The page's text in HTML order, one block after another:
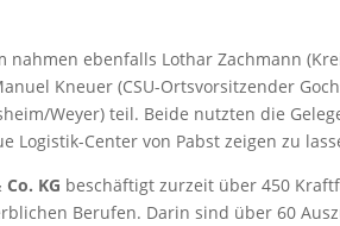
nahmen ebenfalls Lothar Zachmann
Kneuer (CSU-Ortsvorsitzender
Weyer) teil. Beide nutzten die
Logistik-Center von Pabst zeigen zu
KG beschäftigt zurzeit über 450
Berufen. Darin sind über 60